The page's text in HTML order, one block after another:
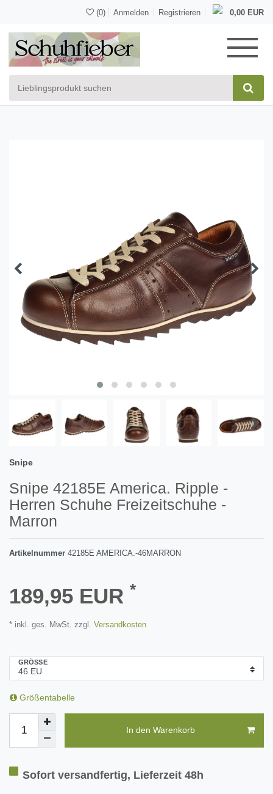
(0) Anmelden Registrieren 0,00 EUR
Snipe
Snipe 42185E America. Ripple -
Herren Schuhe Freizeitschuhe -
Marron
Artikelnummer 42185E AMERICA.-46MARRON
189,95 EUR *
* inkl. ges. MwSt. zzgl. Versandkosten
GRÖSSE
Größentabelle
In den Warenkorb
Sofort versandfertig, Lieferzeit 48h